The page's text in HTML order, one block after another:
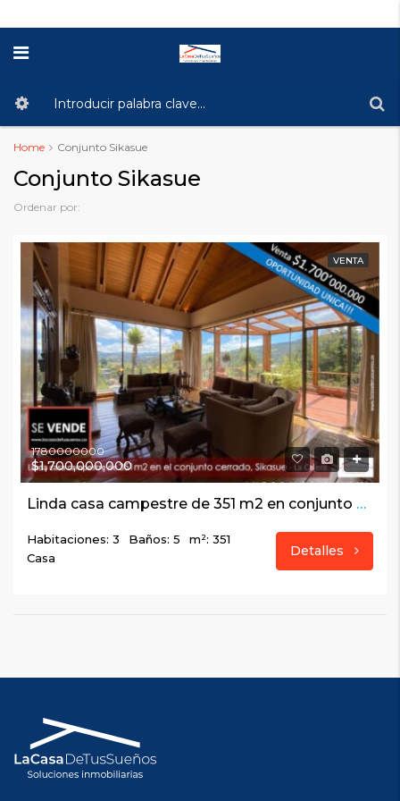
Home Conjunto Sikasue
Conjunto Sikasue
Ordenar por:
VENTA
1780000000
$1,700,000,000
Linda casa campestre de 351 m2 en conjunto cerrado, Sikasue – La Calera
Habitaciones: 3 Baños: 5
m²: 351
Casa
Detalles